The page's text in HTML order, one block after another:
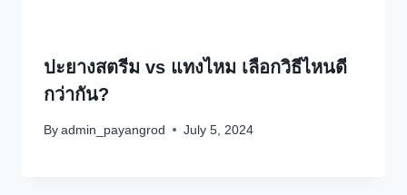
ปะยางสตรีม vs แทงไหม เลือกวิธีไหนดี
กว่ากัน?
By admin_payangrod July 5, 2024